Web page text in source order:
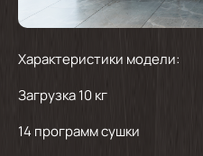
Характеристики модели:
Загрузка 10 кг
14 программ сушки